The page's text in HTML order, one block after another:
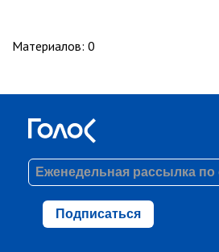
Материалов: 0
Подписаться